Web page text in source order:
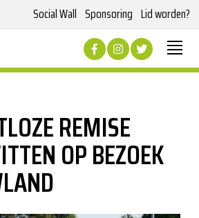
Social Wall Sponsoring Lid worden?
REMISE
OP BEZOEK